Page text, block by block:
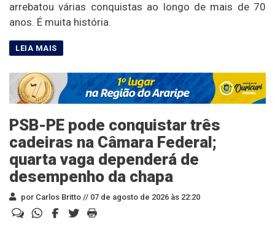
arrebatou várias conquistas ao longo de mais de 70
anos. É muita história.
PSB-PE pode conquistar três
cadeiras na Câmara Federal;
quarta vaga dependerá de
desempenho da chapa
por Carlos Britto // 07 de agosto de 2026 às 22:20